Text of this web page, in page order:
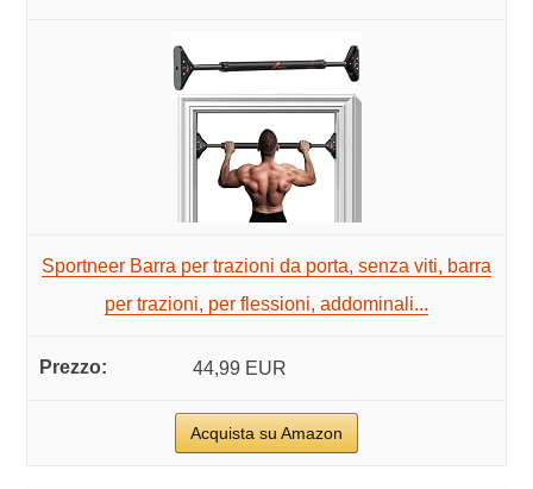
Sportneer Barra per trazioni da porta, senza viti, barra
per trazioni, per flessioni, addominali...
44,99 EUR
Acquista su Amazon